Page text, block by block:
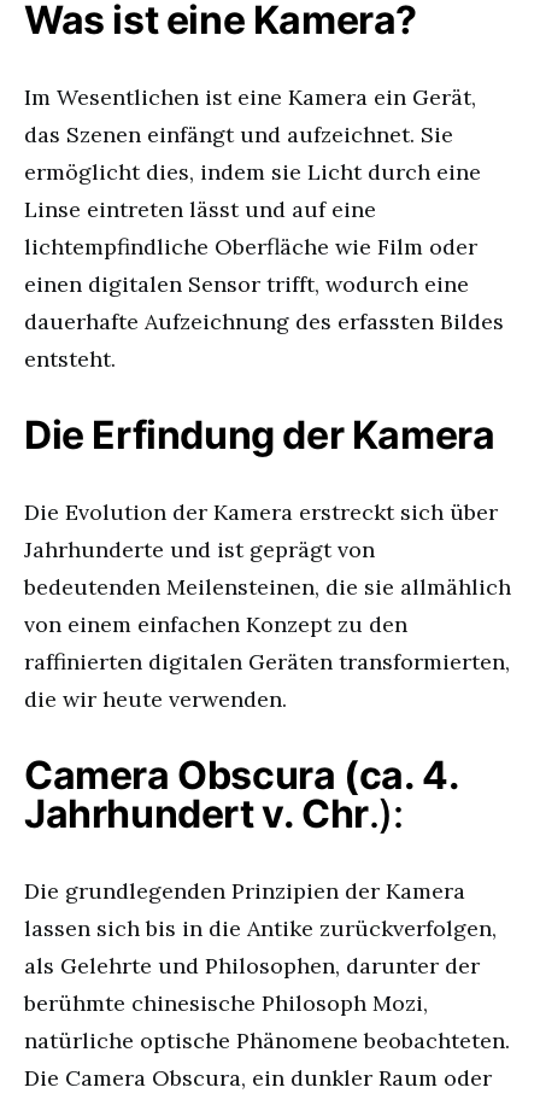
Was ist eine Kamera?
Im Wesentlichen ist eine Kamera ein Gerät,
das Szenen einfängt und aufzeichnet. Sie
ermöglicht dies, indem sie Licht durch eine
Linse eintreten lässt und auf eine
lichtempfindliche Oberfläche wie Film oder
einen digitalen Sensor trifft, wodurch eine
dauerhafte Aufzeichnung des erfassten Bildes
entsteht.
Die Erfindung der Kamera
Die Evolution der Kamera erstreckt sich über
Jahrhunderte und ist geprägt von
bedeutenden Meilensteinen, die sie allmählich
von einem einfachen Konzept zu den
raffinierten digitalen Geräten transformierten,
die wir heute verwenden.
Camera Obscura (ca. 4.
Jahrhundert v. Chr.):
Die grundlegenden Prinzipien der Kamera
lassen sich bis in die Antike zurückverfolgen,
als Gelehrte und Philosophen, darunter der
berühmte chinesische Philosoph Mozi,
natürliche optische Phänomene beobachteten.
Die Camera Obscura, ein dunkler Raum oder